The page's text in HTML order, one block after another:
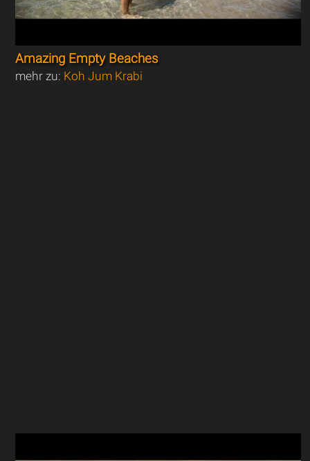
Amazing Empty Beaches
mehr zu: Koh Jum Krabi